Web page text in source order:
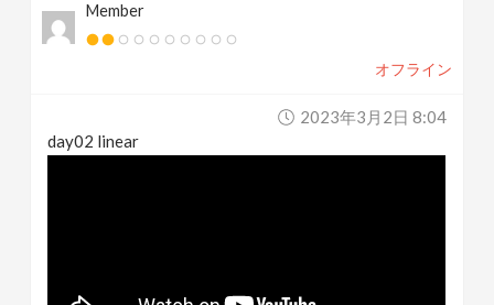
Member
オフライン
2023年3月2日 8:04
day02 linear